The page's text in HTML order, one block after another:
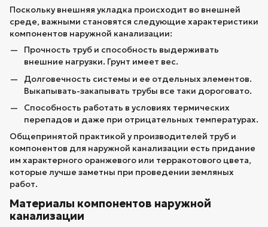
Поскольку внешняя укладка происходит во внешней
среде, важными становятся следующие характеристики
компонентов наружной канализации:
Прочность труб и способность выдерживать
внешние нагрузки. Грунт имеет вес.
Долговечность системы и ее отдельных элементов.
Выкапывать-закапывать трубы все таки дороговато.
Способность работать в условиях термических
перепадов и даже при отрицательных температурах.
Общепринятой практикой у производителей труб и
компонентов для наружной канализации есть придание
им характерного оранжевого или терракотового цвета,
которые лучше заметны при проведении земляных
работ.
Материалы компонентов наружной
канализации